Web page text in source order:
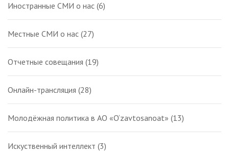
Иностранные СМИ о нас (6)
Местные СМИ о нас (27)
Отчетные совещания (19)
Онлайн-трансляция (28)
Молодёжная политика в АО «O‘zavtosanoat» (13)
Искуственный интеллект (3)